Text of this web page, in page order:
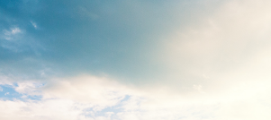
Ir
al
contenido